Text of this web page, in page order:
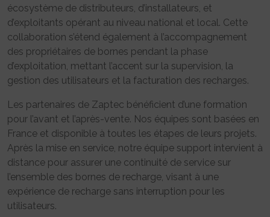
écosystème de distributeurs, d’installateurs, et
d’exploitants opérant au niveau national et local. Cette
collaboration s’étend également à l’accompagnement
des propriétaires de bornes pendant la phase
d’exploitation, mettant l’accent sur la supervision, la
gestion des utilisateurs et la facturation des recharges.
Les partenaires de Zaptec bénéficient d’une formation
pour l’avant et l’après-vente. Nos équipes sont basées en
France et disponible à toutes les étapes de leurs projets.
Après la mise en service, notre équipe support intervient à
distance pour assurer une continuité de service sur
l’ensemble des bornes de recharge, visant à une
expérience de recharge sans interruption pour les
utilisateurs.